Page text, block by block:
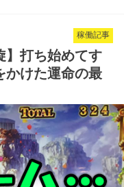
稼働記事
】打ち始めてす
かけた運命の最